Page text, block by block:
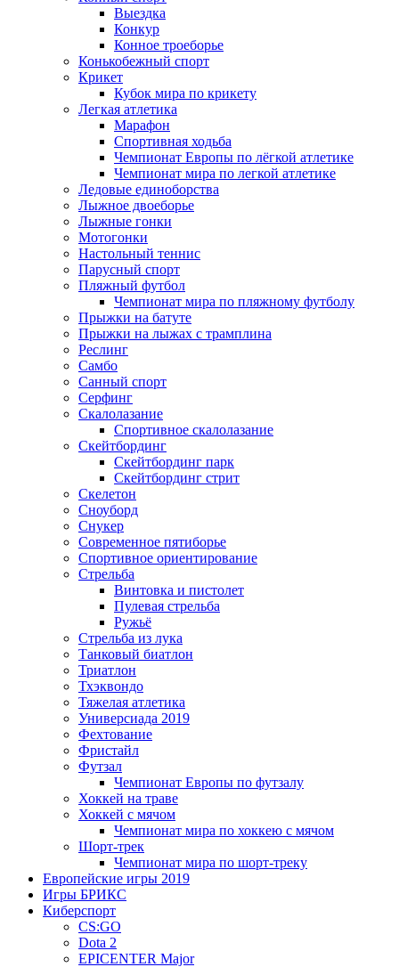
Выездка
Конкур
Конное троеборье
Конькобежный спорт
Крикет
Кубок мира по крикету
Легкая атлетика
Марафон
Спортивная ходьба
Чемпионат Европы по лёгкой атлетике
Чемпионат мира по легкой атлетике
Ледовые единоборства
Лыжное двоеборье
Лыжные гонки
Мотогонки
Настольный теннис
Парусный спорт
Пляжный футбол
Чемпионат мира по пляжному футболу
Прыжки на батуте
Прыжки на лыжах с трамплина
Реслинг
Самбо
Санный спорт
Серфинг
Скалолазание
Спортивное скалолазание
Скейтбординг
Скейтбординг парк
Скейтбординг стрит
Скелетон
Сноуборд
Снукер
Современное пятиборье
Спортивное ориентирование
Стрельба
Винтовка и пистолет
Пулевая стрельба
Ружьё
Стрельба из лука
Танковый биатлон
Триатлон
Тхэквондо
Тяжелая атлетика
Универсиада 2019
Фехтование
Фристайл
Футзал
Чемпионат Европы по футзалу
Хоккей на траве
Хоккей с мячом
Чемпионат мира по хоккею с мячом
Шорт-трек
Чемпионат мира по шорт-треку
Европейские игры 2019
Игры БРИКС
Киберспорт
CS:GO
Dota 2
EPICENTER Major